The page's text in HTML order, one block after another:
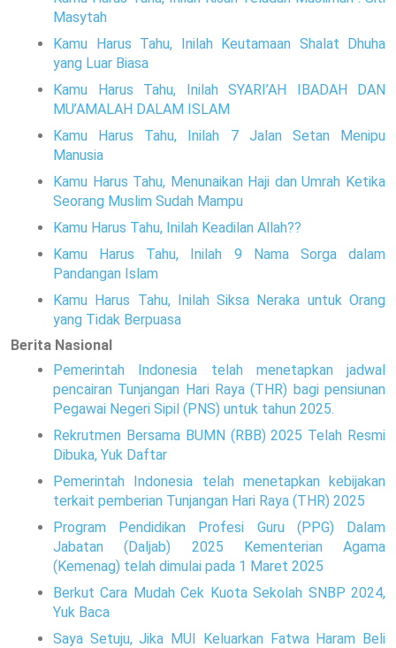
Masytah
Kamu Harus Tahu, Inilah Keutamaan Shalat Dhuha
yang Luar Biasa
Kamu Harus Tahu, Inilah SYARI’AH IBADAH DAN
MU’AMALAH DALAM ISLAM
Kamu Harus Tahu, Inilah 7 Jalan Setan Menipu
Manusia
Kamu Harus Tahu, Menunaikan Haji dan Umrah Ketika
Seorang Muslim Sudah Mampu
Kamu Harus Tahu, Inilah Keadilan Allah??
Kamu Harus Tahu, Inilah 9 Nama Sorga dalam
Pandangan Islam
Kamu Harus Tahu, Inilah Siksa Neraka untuk Orang
yang Tidak Berpuasa
Berita Nasional
Pemerintah Indonesia telah menetapkan jadwal
pencairan Tunjangan Hari Raya (THR) bagi pensiunan
Pegawai Negeri Sipil (PNS) untuk tahun 2025.
Rekrutmen Bersama BUMN (RBB) 2025 Telah Resmi
Dibuka, Yuk Daftar
Pemerintah Indonesia telah menetapkan kebijakan
terkait pemberian Tunjangan Hari Raya (THR) 2025
Program Pendidikan Profesi Guru (PPG) Dalam
Jabatan (Daljab) 2025 Kementerian Agama
(Kemenag) telah dimulai pada 1 Maret 2025
Berkut Cara Mudah Cek Kuota Sekolah SNBP 2024,
Yuk Baca
Saya Setuju, Jika MUI Keluarkan Fatwa Haram Beli